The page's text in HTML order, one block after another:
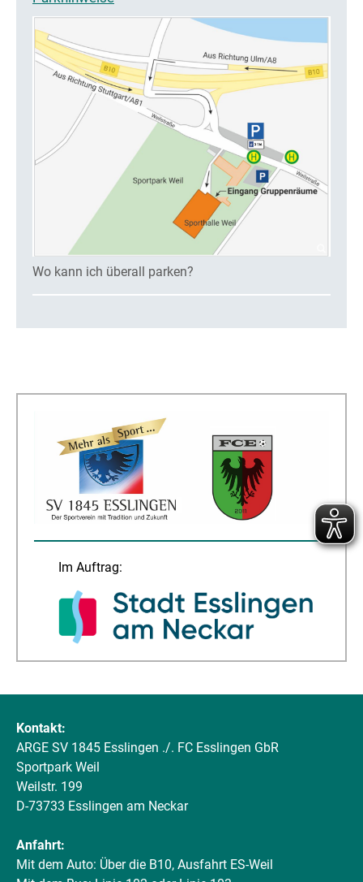
Wo kann ich überall parken?
Im Auftrag:
Kontakt:
ARGE SV 1845 Esslingen ./. FC Esslingen GbR
Sportpark Weil
Weilstr. 199
D-73733 Esslingen am Neckar
Anfahrt:
Mit dem Auto: Über die B10, Ausfahrt ES-Weil